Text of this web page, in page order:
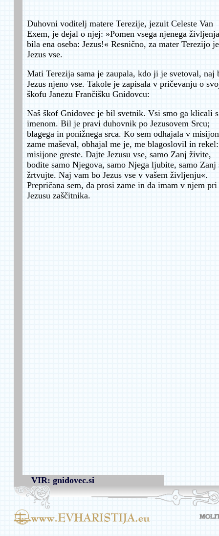
Duhovni voditelj matere Terezije, jezuit Celeste Van
Exem, je dejal o njej: »Pomen vsega njenega
bila ena oseba: Jezus!« Resnično, za mater Terezijo
Jezus vse.
Mati Terezija sama je zaupala, kdo ji je svetoval, naj
Jezus njeno vse. Takole je zapisala v pričevanju o
škofu Janezu Frančišku Gnidovcu:
Naš škof Gnidovec je bil svetnik. Vsi smo ga klicali
imenom. Bil je pravi duhovnik po Jezusovem Srcu;
blagega in ponižnega srca. Ko sem odhajala v
zame maševal, obhajal me je, me blagoslovil in
misijone greste. Dajte Jezusu vse, samo Zanj živite,
bodite samo Njegova, samo Njega ljubite, samo Zanj
žrtvujte. Naj vam bo Jezus vse v vašem življenju«.
Prepričana sem, da prosi zame in da imam v njem pri
Jezusu zaščitnika.
VIR: gnidovec.si